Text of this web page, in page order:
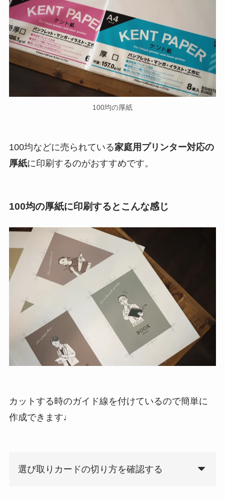
100均の厚紙
100均などに売られている家庭用プリンター対応の
厚紙に印刷するのがおすすめです。
100均の厚紙に印刷するとこんな感じ
カットする時のガイド線を付けているので簡単に
作成できます♩
選び取りカードの切り方を確認する